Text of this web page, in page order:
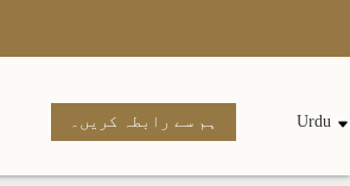
ہم سے رابطہ کریں۔ Urdu